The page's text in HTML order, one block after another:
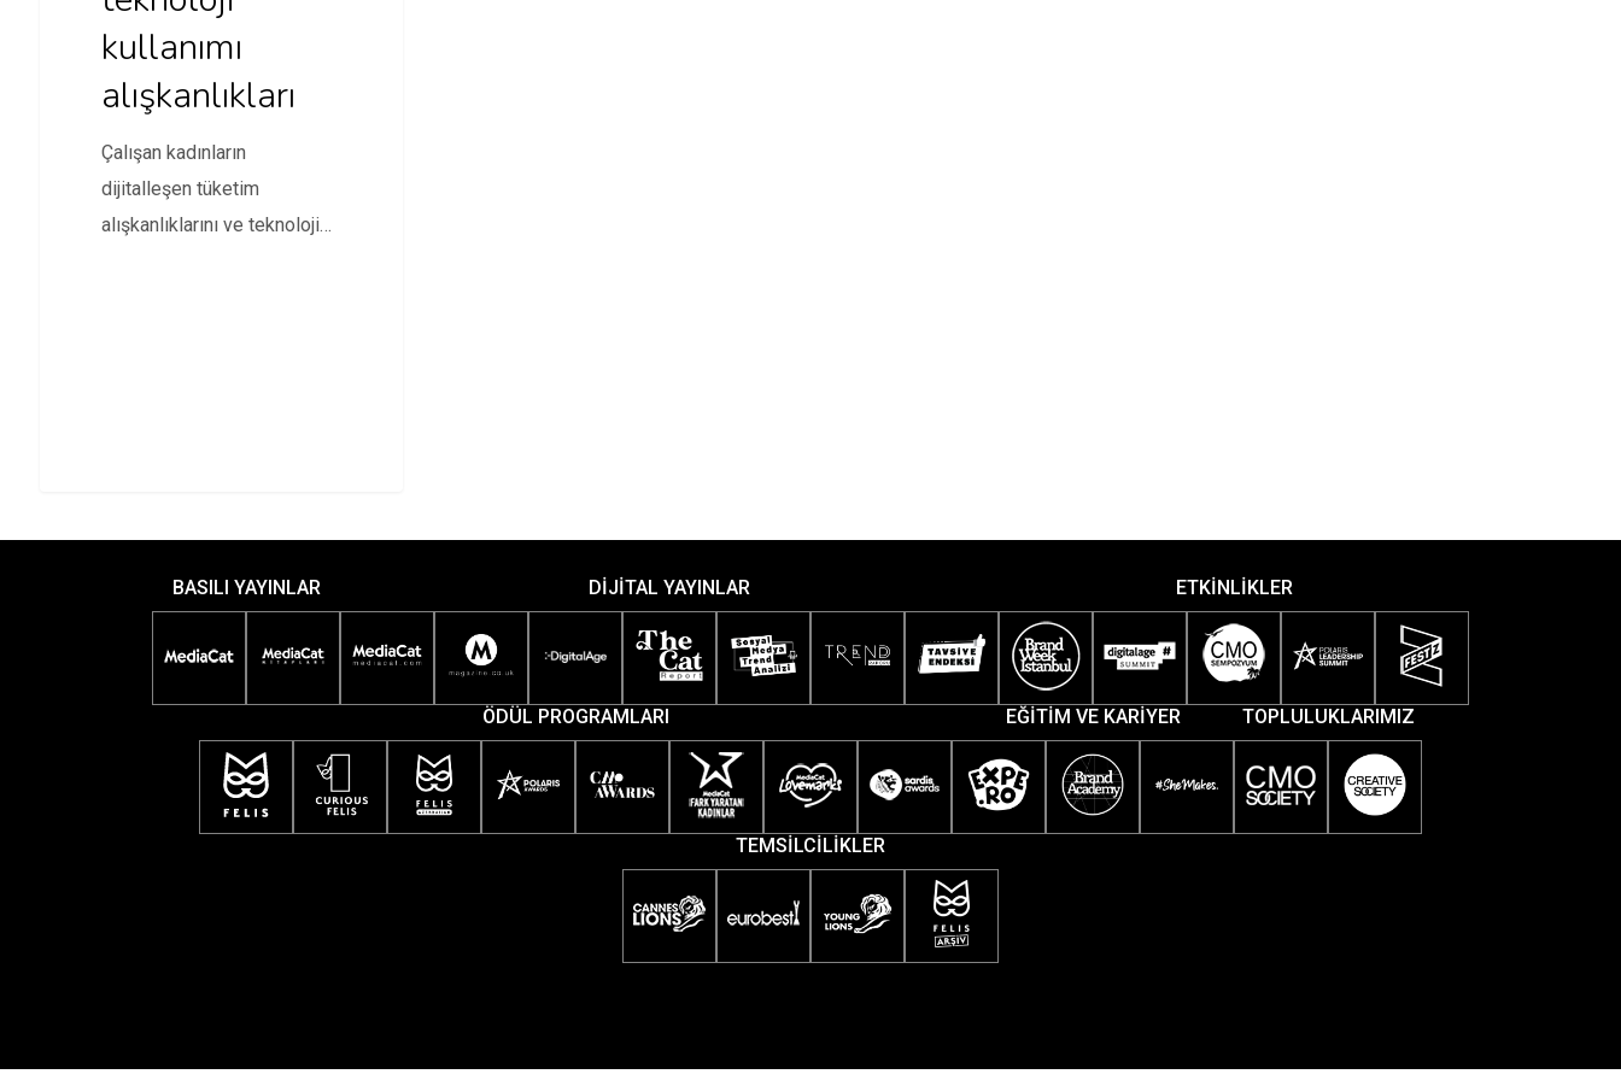
kullanımı
alışkanlıkları
Çalışan kadınların
dijitalleşen tüketim
alışkanlıklarını ve teknolojiyi
BASILI YAYINLAR DİJİTAL YAYINLAR ETKİNLİKLER
ÖDÜL PROGRAMLARI EĞİTİM VE KARİYER TOPLULUKLARIMIZ
TEMSİLCİLİKLER